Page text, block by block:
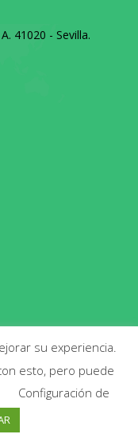
41020 - Sevilla.
reservados.
su experiencia.
esto, pero puede
Configuración de